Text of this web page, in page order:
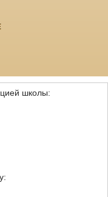
школы: